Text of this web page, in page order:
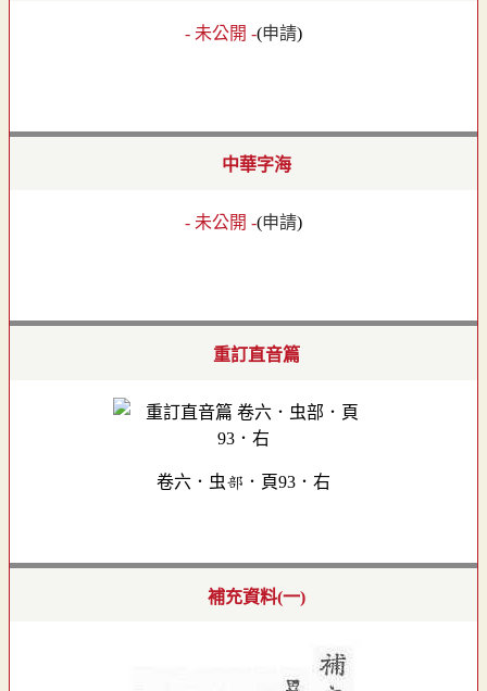
- 未公開 -(申請)
中華字海
- 未公開 -(申請)
重訂直音篇
卷六．虫部．頁93．右
補充資料(一)